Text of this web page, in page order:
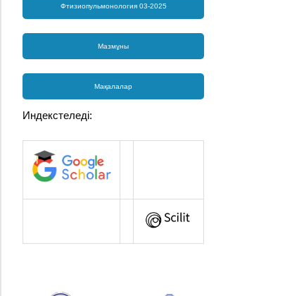
Фтизиопульмонология 03-2025
Мазмұны
Мақалалар
Индекстеледі: